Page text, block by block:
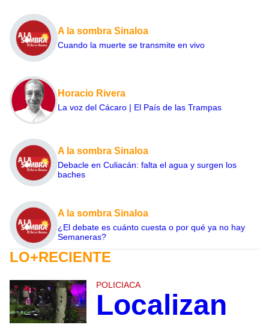
A la sombra Sinaloa
Cuando la muerte se transmite en vivo
Horacio Rivera
La voz del Cácaro | El País de las Trampas
A la sombra Sinaloa
Debacle en Culiacán: falta el agua y surgen los
baches
A la sombra Sinaloa
¿El debate es cuánto cuesta o por qué ya no hay
Semaneras?
LO+RECIENTE
POLICIACA
Localizan